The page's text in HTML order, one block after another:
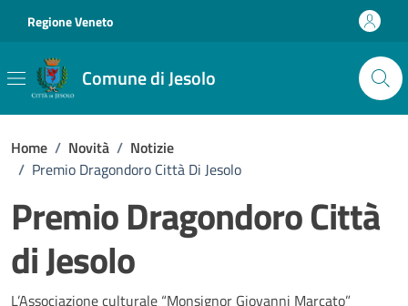
Regione Veneto
Comune di Jesolo
Home / Novità / Notizie
/ Premio Dragondoro Città Di Jesolo
Premio Dragondoro Città
di Jesolo
L’Associazione culturale “Monsignor Giovanni Marcato”